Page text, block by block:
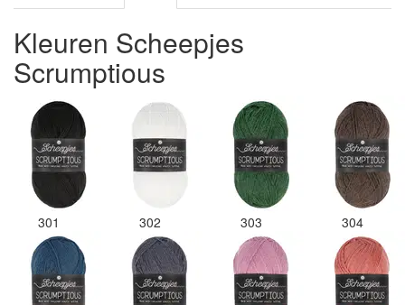
Kleuren Scheepjes
Scrumptious
301 302 303 304